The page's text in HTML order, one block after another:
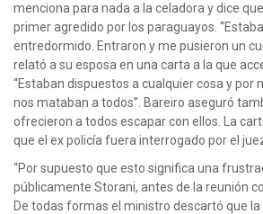
menciona para nada a la celadora y dice
primer agredido por los paraguayos.
entredormido. Entraron y me pusieron un
relató a su esposa en una carta a la que
“Estaban dispuestos a cualquier cosa y por
nos mataban a todos”. Bareiro aseguró
ofrecieron a todos escapar con ellos. La
que el ex policía fuera interrogado por el
“Por supuesto que esto significa una
públicamente Storani, antes de la reunión
De todas formas el ministro descartó que